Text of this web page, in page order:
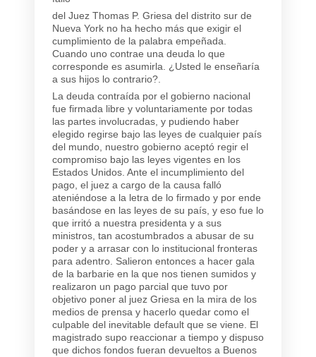
del Juez Thomas P. Griesa del distrito sur de
Nueva York no ha hecho más que exigir el
cumplimiento de la palabra empeñada.
Cuando uno contrae una deuda lo que
corresponde es asumirla. ¿Usted le enseñaría
a sus hijos lo contrario?.
La deuda contraída por el gobierno nacional
fue firmada libre y voluntariamente por todas
las partes involucradas, y pudiendo haber
elegido regirse bajo las leyes de cualquier país
del mundo, nuestro gobierno aceptó regir el
compromiso bajo las leyes vigentes en los
Estados Unidos. Ante el incumplimiento del
pago, el juez a cargo de la causa falló
ateniéndose a la letra de lo firmado y por ende
basándose en las leyes de su país, y eso fue lo
que irritó a nuestra presidenta y a sus
ministros, tan acostumbrados a abusar de su
poder y a arrasar con lo institucional fronteras
para adentro. Salieron entonces a hacer gala
de la barbarie en la que nos tienen sumidos y
realizaron un pago parcial que tuvo por
objetivo poner al juez Griesa en la mira de los
medios de prensa y hacerlo quedar como el
culpable del inevitable default que se viene. El
magistrado supo reaccionar a tiempo y dispuso
que dichos fondos fueran devueltos a Buenos